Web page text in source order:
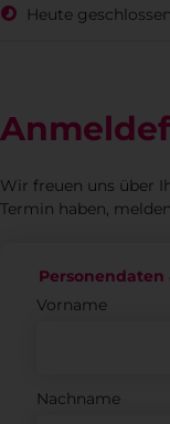
Heute geschlossen
Wir freuen uns über
Termin haben,
Personendaten
Vorname
Nachname